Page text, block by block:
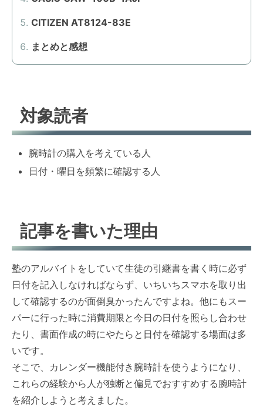
CITIZEN AT8124-83E
まとめと感想
対象読者
腕時計の購入を考えている人
日付・曜日を頻繁に確認する人
記事を書いた理由
塾のアルバイトをしていて生徒の引継書を書く時に必ず
日付を記入しなければならず、いちいちスマホを取り出
して確認するのが面倒臭かったんですよね。他にもスー
パーに行った時に消費期限と今日の日付を照らし合わせ
たり、書面作成の時にやたらと日付を確認する場面は多
いです。
そこで、カレンダー機能付き腕時計を使うようになり、
これらの経験から人が独断と偏見でおすすめする腕時計
を紹介しようと考えました。